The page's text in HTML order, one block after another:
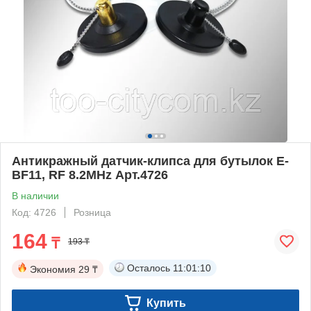
Антикражный датчик-клипса для бутылок E-
BF11, RF 8.2MHz Арт.4726
В наличии
Код: 4726
Розница
164 ₸ 193 ₸
Экономия 29 ₸ Осталось 11:01:09
Купить